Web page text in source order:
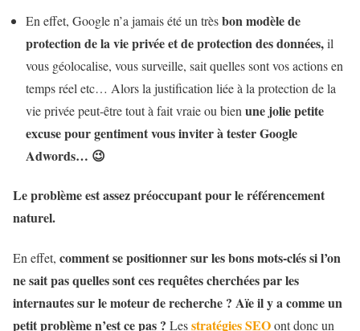
En effet, Google n’a jamais été un trèsbon modèle de
protection de la vie privée et de protection des données,il
vous géolocalise, vous surveille, sait quelles sont vos actions en
temps réel etc… Alors la justification liée à la protection de la
vie privée peut-être tout à fait vraie ou bien une jolie petite
excuse pour gentiment vous inviter à tester Google
Adwords… 😉
Le problème est assez préoccupant pour leréférencement
naturel.
En effet, comment se positionner sur les bons mots-clés si l’on
ne sait pas quelles sont ces requêtes cherchées par les
internautes sur le moteur de recherche ? Aïe il y a comme un
petit problème n’est ce pas ? Lesstratégies SEOont donc un